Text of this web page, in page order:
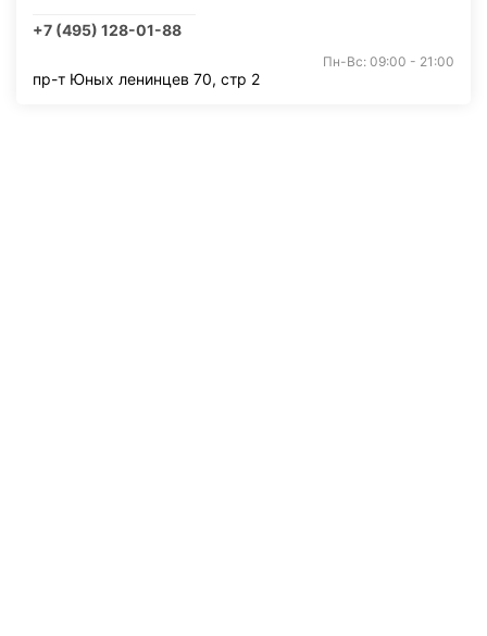
+7 (495) 128-01-88
Пн-Вс: 09:00 - 21:00
пр-т Юных ленинцев 70, стр 2